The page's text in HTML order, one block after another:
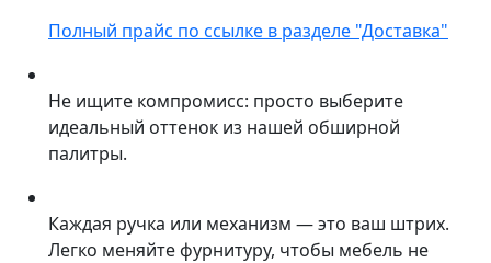
Полный прайс по ссылке в разделе "Доставка"
Не ищите компромисс: просто выберите
идеальный оттенок из нашей обширной
палитры.
Каждая ручка или механизм — это ваш штрих.
Легко меняйте фурнитуру, чтобы мебель не